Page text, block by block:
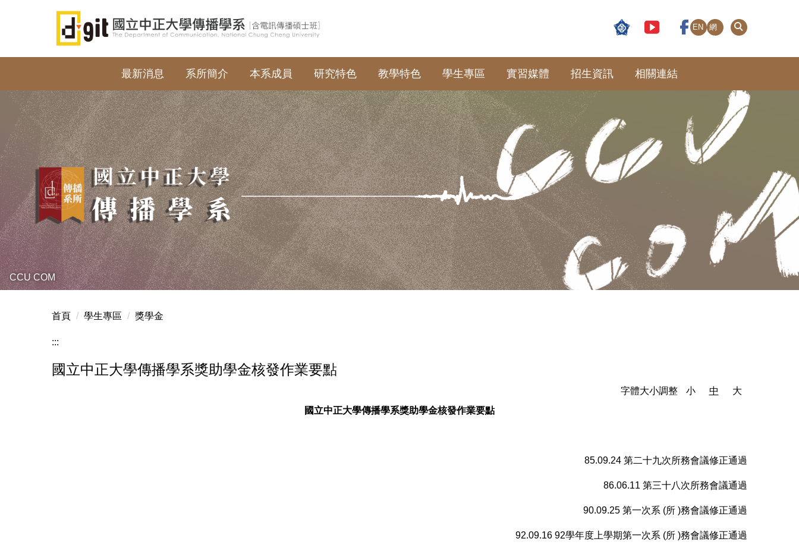
區
EN
網
最新消息 系所簡介 本系成員 研究特色 教學特色 學生專區 實習媒體 招生資訊 相關連結
CCU COM
首頁 學生專區 獎學金
:::
國立中正大學傳播學系獎助學金核發作業要點
字體大小調整 小 中
大
國立中正大學傳播學系獎助學金核發作業要點
85.09.24 第二十九次所務會議修正通過
86.06.11 第三十八次所務會議通過
90.09.25 第一次系 (所 )務會議修正通過
92.09.16 92學年度上學期第一次系 (所 )務會議修正通過